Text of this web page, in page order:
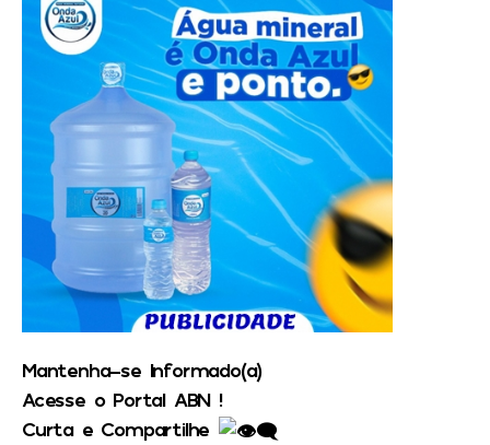
Mantenha-se Informado(a)
Acesse o Portal ABN !
Curta e Compartilhe